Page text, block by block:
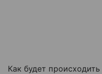
Как будет